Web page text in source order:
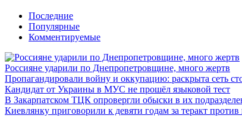
Последние
Популярные
Комментируемые
Россияне ударили по Днепропетровщине, много жертв
Пропагандировали войну и оккупацию: раскрыта сеть
Кандидат от Украины в МУС не прошёл языковой тест
В Закарпатском ТЦК опровергли обыски в их
Киевлянку приговорили к девяти годам за теракт против